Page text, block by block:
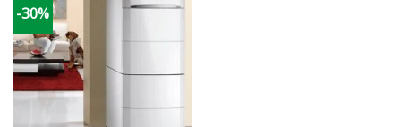
-30%